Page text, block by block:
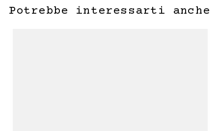
Potrebbe interessarti anche